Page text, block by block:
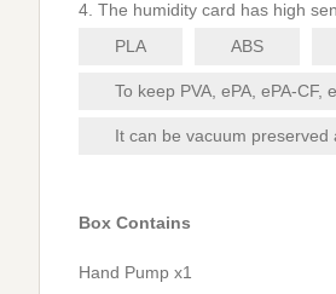
4. The humidity card has high
PLA
ABS
To keep PVA, ePA, ePA-
It can be vacuum
Box Contains
Hand Pump x1